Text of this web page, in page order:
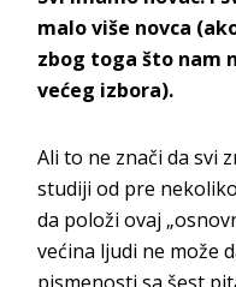
malo više novca
zbog toga što nam
većeg izbora).
Ali to ne znači da svi
studiji od pre
da položi ovaj
većina ljudi ne može